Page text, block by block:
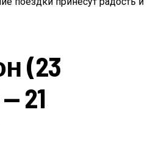
(23
21